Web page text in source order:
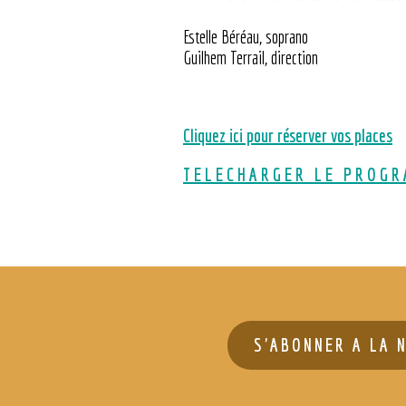
Estelle Béréau, soprano
Guilhem Terrail, direction
Cliquez ici pour réserver vos places
T E L E C H A R G E R L E P R O G R
S'ABONNER A LA